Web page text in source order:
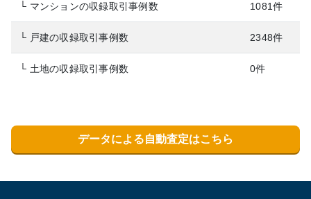
└ マンションの収録取引事例数 1081件
└ 戸建の収録取引事例数 2348件
└ 土地の収録取引事例数 0件
データによる自動査定はこちら